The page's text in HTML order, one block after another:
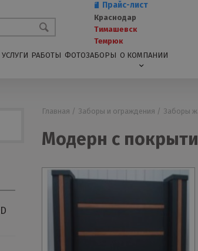
Прайс-лист
Краснодар
Тимашевск
Темрюк
УСЛУГИ РАБОТЫ ФОТОЗАБОРЫ О КОМПАНИИ
Главная / Заборы и ограждения / Заборы
Модерн с